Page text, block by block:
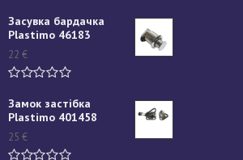
Засувка бардачка
Plastimo 46183
22 €
Замок застібка
Plastimo 401458
25 €